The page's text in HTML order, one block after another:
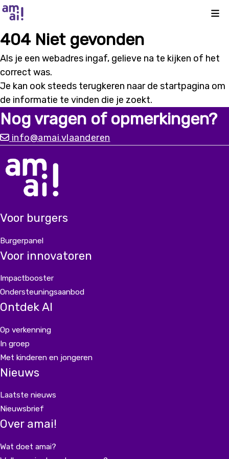
404 Niet gevonden
Als je een webadres ingaf, gelieve na te kijken of het
correct was.
Je kan ook steeds terugkeren naar de startpagina om
de informatie te vinden die je zoekt.
Nog vragen of opmerkingen?
info@amai.vlaanderen
Voor burgers
Burgerpanel
Voor innovatoren
Impactbooster
Ondersteuningsaanbod
Ontdek AI
Op verkenning
In groep
Met kinderen en jongeren
Nieuws
Laatste nieuws
Nieuwsbrief
Over amai!
Wat doet amai?